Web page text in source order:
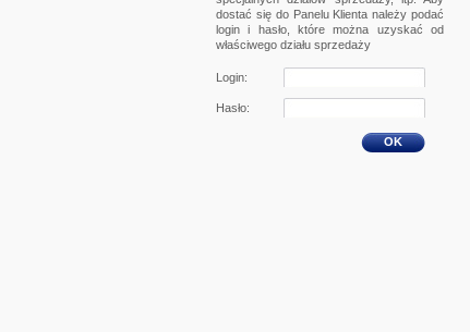
dostać się do Panelu Klienta należy podać
login i hasło, które można uzyskać od
właściwego działu sprzedaży
Login:
Hasło:
OK